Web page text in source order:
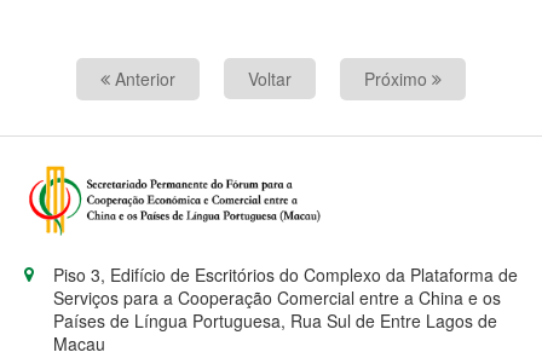
Anterior Voltar Próximo
Piso 3, Edifício de Escritórios do Complexo da Plataforma de
Serviços para a Cooperação Comercial entre a China e os
Países de Língua Portuguesa, Rua Sul de Entre Lagos de
Macau